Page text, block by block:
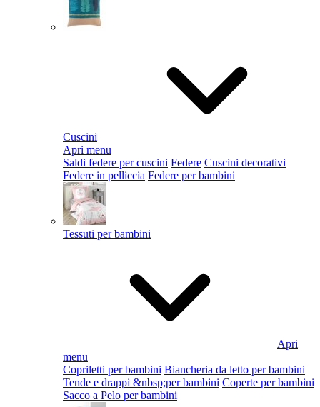
Cuscini
Apri menu
Saldi federe per cuscini Federe Cuscini decorativi
Federe in pelliccia Federe per bambini
Tessuti per bambini
Apri
menu
Copriletti per bambini Biancheria da letto per bambini
Tende e drappi &nbsp;per bambini Coperte per bambini
Sacco a Pelo per bambini